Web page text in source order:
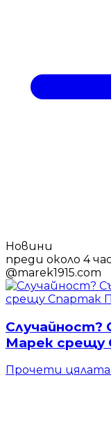
Новини
преди около 4
@marek1915.com
Марек срещу
Прочети